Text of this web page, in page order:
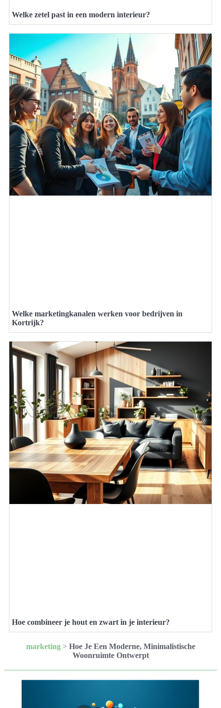
Welke zetel past in een modern interieur?
Welke marketingkanalen werken voor bedrijven in
Kortrijk?
Hoe combineer je hout en zwart in je interieur?
marketing> Hoe Je Een Moderne, Minimalistische
Woonruimte Ontwerpt